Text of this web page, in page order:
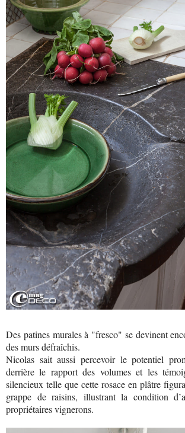
Des patines murales à "fresco" se devinent
des murs défraîchis.
Nicolas sait aussi percevoir le potentiel
derrière le rapport des volumes et les
silencieux telle que cette rosace en plâtre
grappe de raisins, illustrant la condition
propriétaires vignerons.